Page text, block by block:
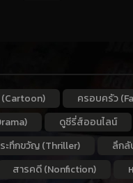
(Cartoon) ครอบครัว
ดูซีรี่ส์ออนไลน์
ระทึกขวัญ (Thriller) ลึกลั
สารคดี (Nonfiction)